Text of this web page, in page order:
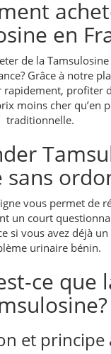
en
de la
Grâce à notre
profiter
moins cher qu’en
traditionnelle.
sans
vous permet de
un court
si vous avez déjà
urinaire bénin.
ce que
et principe